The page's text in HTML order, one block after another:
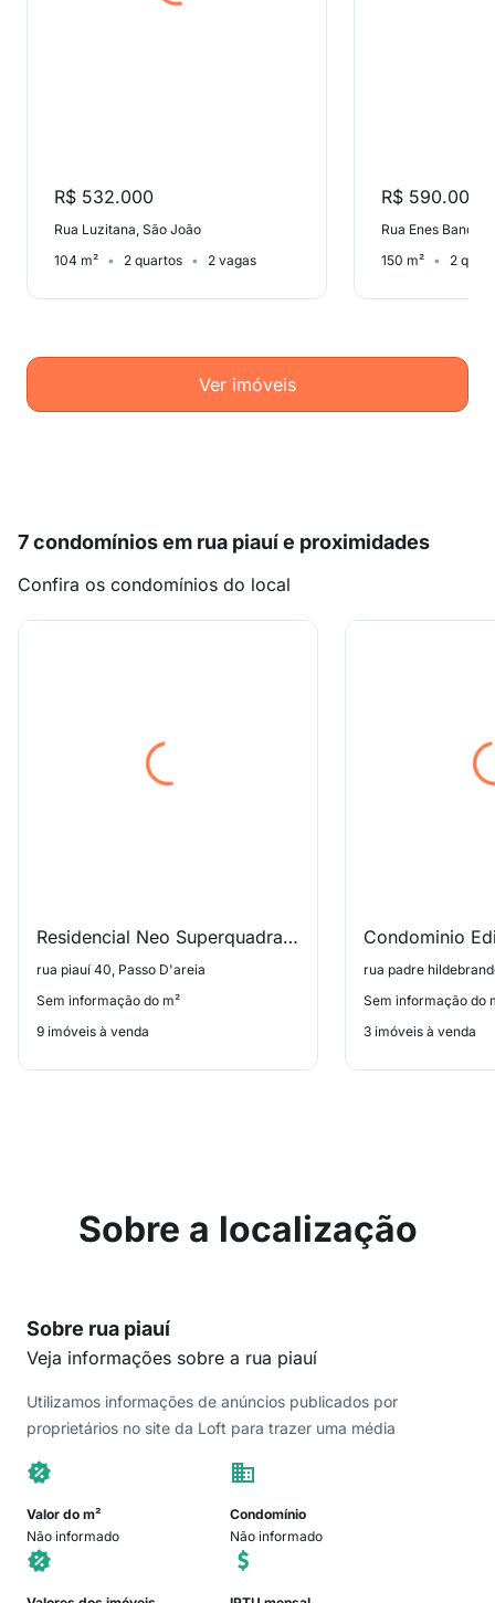
R$ 532.000
Rua Luzitana, São João
104 m²
2 quartos 2 vagas
R$ 590.000
Rua Enes
150 m²
2
Ver imóveis
7 condomínios em rua piauí e proximidades
Confira os condomínios do local
Residencial Neo Superquadra Living
rua piauí 40, Passo D'areia
Sem informação do m²
9 imóveis à venda
Sem informação do
3 imóveis à venda
Sobre a localização
Sobre rua piauí
Veja informações sobre a rua piauí
Utilizamos informações de anúncios publicados por
proprietários no site da Loft para trazer uma média
Valor do m²
Não informado
Condomínio
Não informado